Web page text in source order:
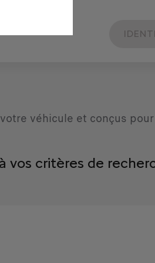
véhicule et conçus
vos critères de